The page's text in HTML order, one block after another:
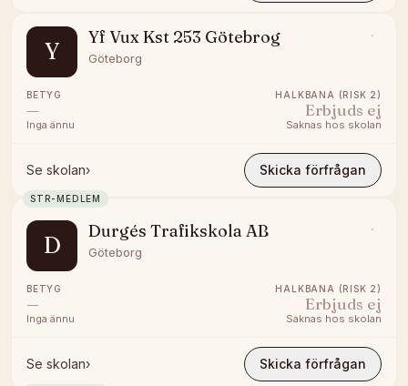
Y
Yf Vux Kst 253 Götebrog
Göteborg
BETYG
—
Inga ännu
HALKBANA (RISK 2)
Erbjuds ej
Saknas hos skolan
Se skolan› Skicka förfrågan
STR-MEDLEM
D
Durgés Trafikskola AB
Göteborg
BETYG
—
Inga ännu
HALKBANA (RISK 2)
Erbjuds ej
Saknas hos skolan
Se skolan› Skicka förfrågan